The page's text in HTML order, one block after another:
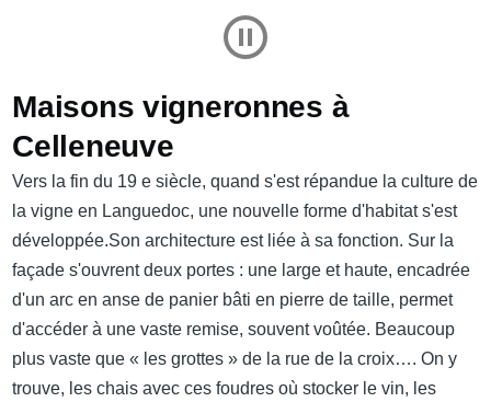
Play and Stop Slideshow
Maisons vigneronnes à
Celleneuve
Vers la fin du 19 e siècle, quand s'est répandue la culture de
la vigne en Languedoc, une nouvelle forme d'habitat s'est
développée.Son architecture est liée à sa fonction. Sur la
façade s'ouvrent deux portes : une large et haute, encadrée
d'un arc en anse de panier bâti en pierre de taille, permet
d'accéder à une vaste remise, souvent voûtée. Beaucoup
plus vaste que « les grottes » de la rue de la croix…. On y
trouve, les chais avec ces foudres où stocker le vin, les